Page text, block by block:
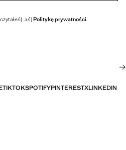
aś)Politykę prywatności.
TIKTOKSPOTIFYPINTERESTXLINKEDIN